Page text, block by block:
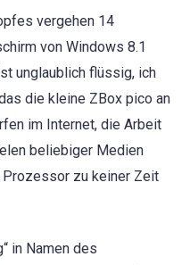
vergehen 14
von Windows 8.1
unglaublich flüssig, ich
die kleine ZBox pico an
im Internet, die Arbeit
beliebiger Medien
Prozessor zu keiner Zeit
in Namen des